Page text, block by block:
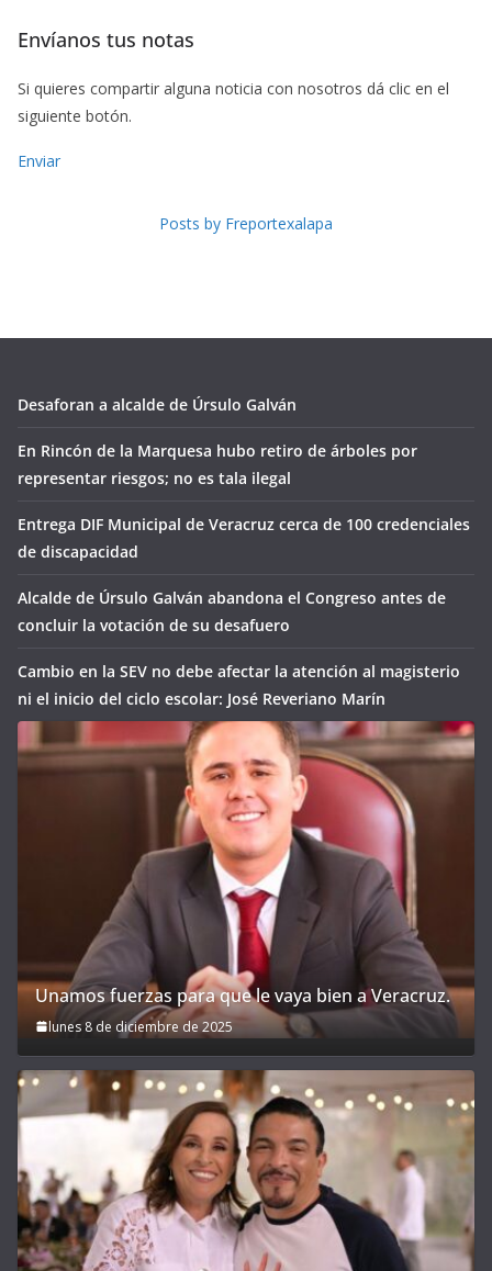
Envíanos tus notas
Si quieres compartir alguna noticia con nosotros dá clic en el
siguiente botón.
Enviar
Posts by Freportexalapa
Desaforan a alcalde de Úrsulo Galván
En Rincón de la Marquesa hubo retiro de árboles por
representar riesgos; no es tala ilegal
Entrega DIF Municipal de Veracruz cerca de 100 credenciales
de discapacidad
Alcalde de Úrsulo Galván abandona el Congreso antes de
concluir la votación de su desafuero
Cambio en la SEV no debe afectar la atención al magisterio
ni el inicio del ciclo escolar: José Reveriano Marín
Unamos fuerzas para que le vaya bien a Veracruz.
lunes 8 de diciembre de 2025